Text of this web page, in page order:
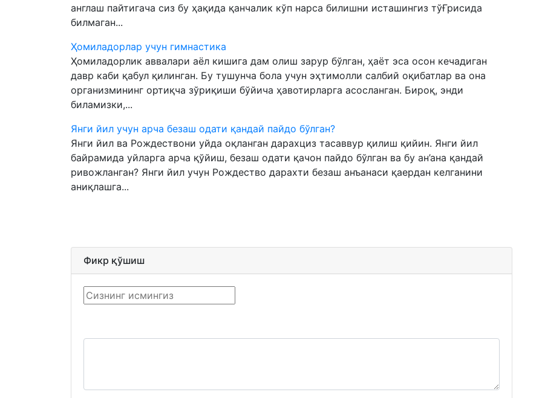
англаш пайтигача сиз бу ҳақида қанчалик кўп нарса билишни исташингиз тўҒрисида
билмаган...
Ҳомиладорлар учун гимнастика
Ҳомиладорлик аввалари аёл кишига дам олиш зарур бўлган, ҳаёт эса осон кечадиган
давр каби қабул қилинган. Бу тушунча бола учун эҳтимолли салбий оқибатлар ва она
организмининг ортиқча зўриқиши бўйича ҳавотирларга асосланган. Бироқ, энди
биламизки,...
Янги йил учун арча безаш одати қандай пайдо бўлган?
Янги йил ва Рождествони уйда оқланган дарахциз тасаввур қилиш қийин. Янги йил
байрамида уйларга арча қўйиш, безаш одати қачон пайдо бўлган ва бу ан’ана қандай
ривожланган? Янги йил учун Рождество дарахти безаш анъанаси қаердан келганини
аниқлашга...
Фикр қўшиш